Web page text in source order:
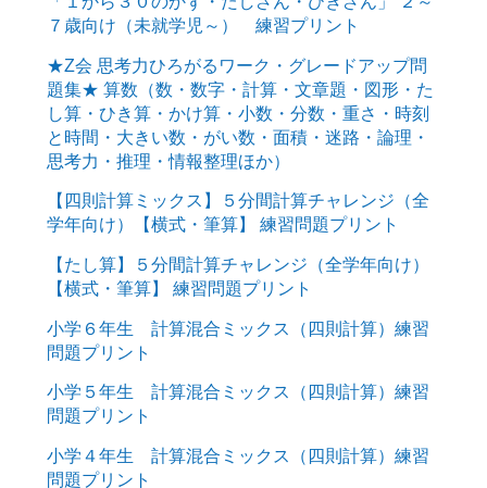
７歳向け（未就学児～） 練習プリント
★Z会 思考力ひろがるワーク・グレードアップ問
題集★ 算数（数・数字・計算・文章題・図形・た
し算・ひき算・かけ算・小数・分数・重さ・時刻
と時間・大きい数・がい数・面積・迷路・論理・
思考力・推理・情報整理ほか）
【四則計算ミックス】５分間計算チャレンジ（全
学年向け）【横式・筆算】 練習問題プリント
【たし算】５分間計算チャレンジ（全学年向け）
【横式・筆算】 練習問題プリント
小学６年生 計算混合ミックス（四則計算）練習
問題プリント
小学５年生 計算混合ミックス（四則計算）練習
問題プリント
小学４年生 計算混合ミックス（四則計算）練習
問題プリント